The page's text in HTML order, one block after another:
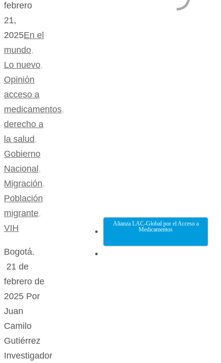
febrero
21,
2025En el
mundo,
Lo nuevo,
Opinión
acceso a
medicamentos,
derecho a
la salud ,
Gobierno
Nacional ,
Migración,
Población
migrante,
VIH
Bogotá.
21 de
febrero de
2025 Por
Juan
Camilo
Gutiérrez
Investigador
Alianza LAC-Global por el Acceso a
Medicamentos